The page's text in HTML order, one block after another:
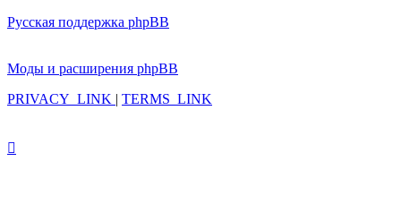
Русская поддержка phpBB
Моды и расширения phpBB
PRIVACY_LINK | TERMS_LINK